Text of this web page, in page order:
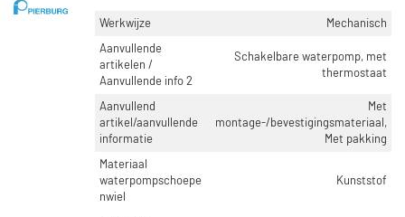
Werkwijze
Mechanisch
Aanvullende
artikelen /
Aanvullende info 2
Schakelbare waterpomp, met
thermostaat
Aanvullend
artikel/aanvullende
informatie
Met
montage-/bevestigingsmateriaal,
Met pakking
Materiaal
waterpompschoepe
nwiel
Kunststof